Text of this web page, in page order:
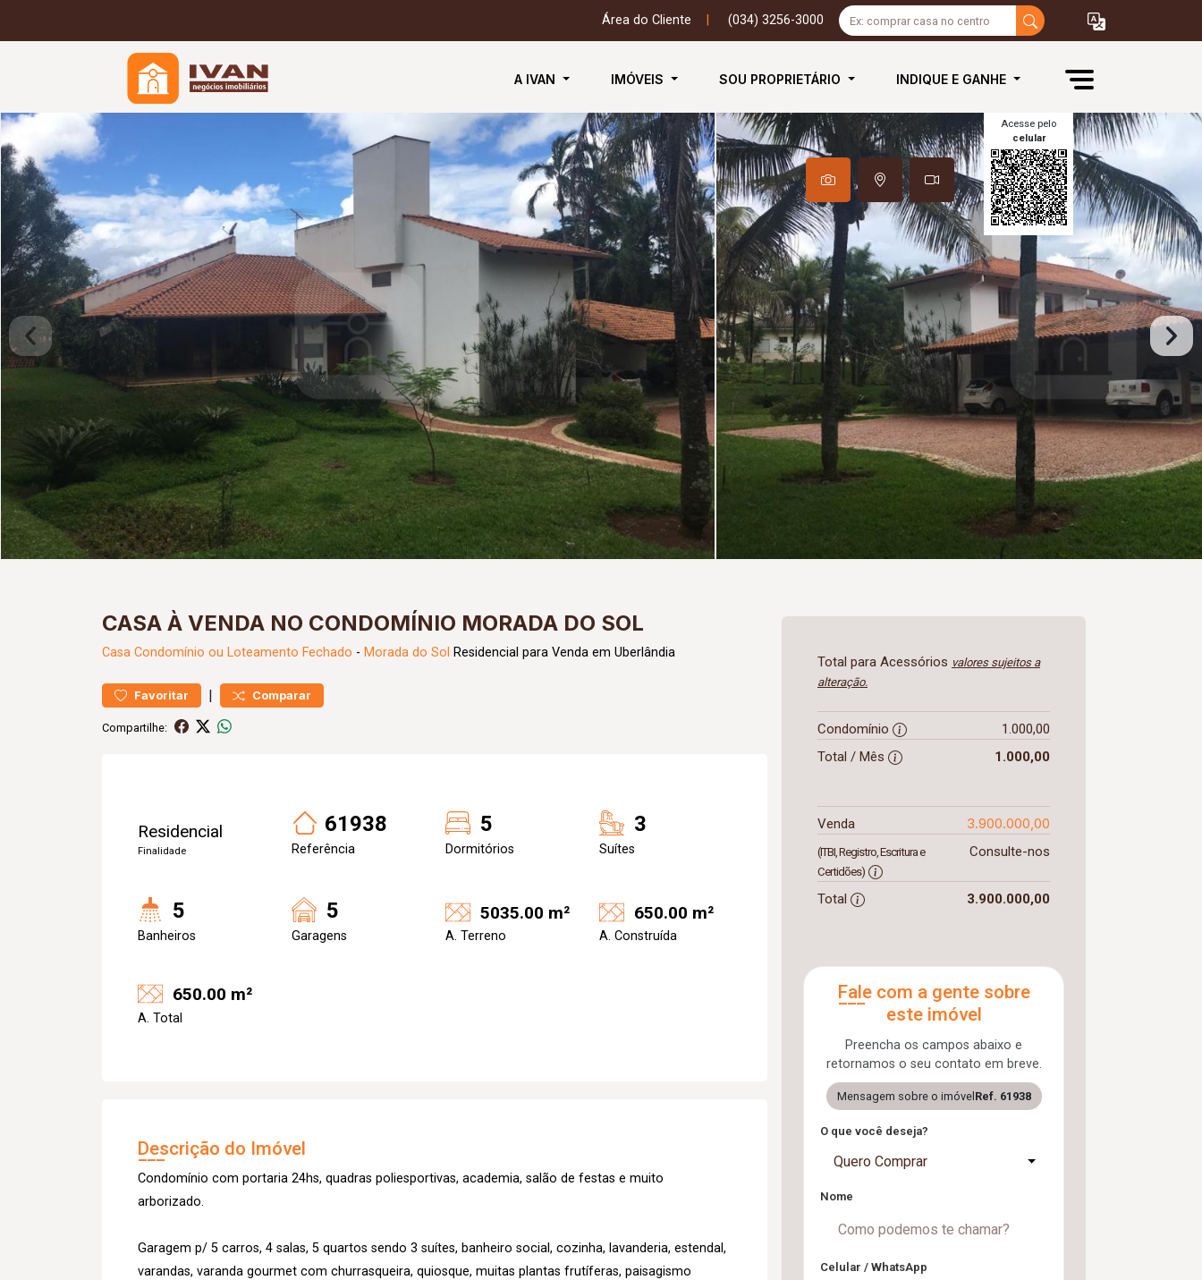
Área do Cliente (034) 3256-3000
A IVAN IMÓVEIS SOU PROPRIETÁRIO INDIQUE E GANHE
Acesse pelo
celular
CASA À VENDA NO CONDOMÍNIO MORADA DO SOL
Casa Condomínio ou Loteamento Fechado - Morada do Sol Residencial para Venda em Uberlândia
Favoritar | Comparar
Compartilhe:
Residencial
Finalidade
61938
Referência
5
Dormitórios
3
Suítes
5
Banheiros
5
Garagens
5035.00 m²
A. Terreno
650.00 m²
A. Construída
650.00 m²
A. Total
Descrição do Imóvel
Condomínio com portaria 24hs, quadras poliesportivas, academia, salão de festas e muito
arborizado.
Garagem p/ 5 carros, 4 salas, 5 quartos sendo 3 suítes, banheiro social, cozinha, lavanderia, estendal,
varandas, varanda gourmet com churrasqueira, quiosque, muitas plantas frutíferas, paisagismo
Total para Acessórios valores sujeitos a
alteração.
Condomínio
1.000,00
Total / Mês
1.000,00
Venda 3.900.000,00
(ITBI, Registro, Escritura e
Certidões)
Consulte-nos
Total 3.900.000,00
Fale com a gente sobre
este imóvel
Preencha os campos abaixo e
retornamos o seu contato em breve.
Mensagem sobre o imóvel Ref. 61938
O que você deseja?
Quero Comprar
Nome
Celular / WhatsApp